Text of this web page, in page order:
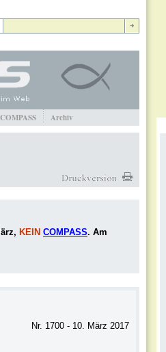
Archiv
KEIN COMPASS. Am
Nr. 1700 - 10. März 2017